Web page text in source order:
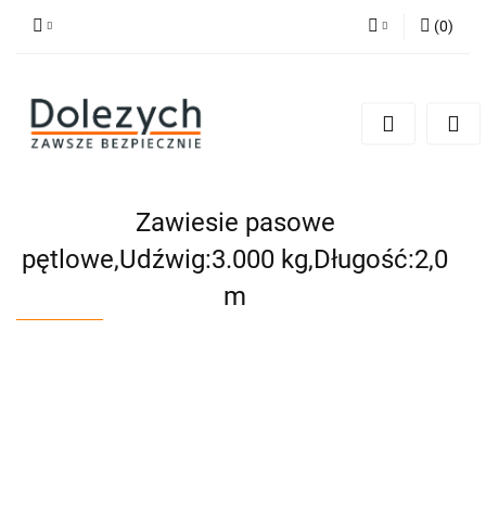
Zarejestruj się
(0)
Zawiesie pasowe
pętlowe,Udźwig:3.000 kg,Długość:2,0
m